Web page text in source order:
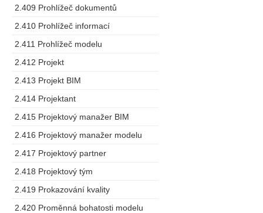
2.409 Prohlížeč dokumentů
2.410 Prohlížeč informací
2.411 Prohlížeč modelu
2.412 Projekt
2.413 Projekt BIM
2.414 Projektant
2.415 Projektový manažer BIM
2.416 Projektový manažer modelu
2.417 Projektový partner
2.418 Projektový tým
2.419 Prokazování kvality
2.420 Proměnná bohatosti modelu